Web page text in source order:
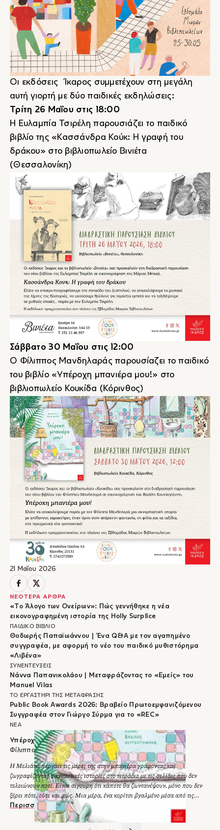
21 Μαΐου 2026
ΝΕΟΤΕΡΑ ΑΡΘΡΑ
«Το Άλογο των Ονείρων»: Πώς γεννήθηκε η νέα
εικονογραφημένη ιστορία της Holly Surplice
ΠΑΙΔΙΚΟ ΒΙΒΛΙΟ
Θοδωρής Παπαϊωάννου | Ένα Q&A με τον αγαπημένο
συγγραφέα, με αφορμή το νέο του παιδικό μυθιστόρημα
«Λιβένα»
ΣΥΝΕΝΤΕΥΞΕΙΣ
Νάννα Παπανικολάου | Μεταφράζοντας το «Εμείς» του
Manuel Vilas
ΤΟ ΕΡΓΑΣΤΗΡΙ ΤΗΣ ΜΕΤΑΦΡΑΣΗΣ
Public Book Awards 2026: Βραβείο Πρωτοεμφανιζόμενου
Συγγραφέα στον Γιώργο Σύρμα για το «REC»
ΝΕΑ
Οι εκδόσεις Ίκαρος συμμετέχουν στη μεγάλη
αυτή γιορτή με δύο παιδικές εκδηλώσεις:
Τρίτη 26 Μαΐου στις 18:00
Η Ευλαμπία Τσιρέλη παρουσιάζει το παιδικό
βιβλίο της «Κασσάνδρα Κούκ: Η γραφή του
δράκου» στο βιβλιοπωλείο Βινιέτα
(Θεσσαλονίκη)
Σάββατο 30 Μαΐου στις 12:00
Ο Φίλιππος Μανδηλαράς παρουσίαζει το παιδικό
του βιβλίο «Υπέροχη μπανιέρα μου!» στο
βιβλιοπωλείο Κουκίδα (Κόρινθος)
Υπέροχη μπανιέρα μου!
Φίλιππος Μανδηλαράς
Η Μελιάνα περνάει τις μέρες της στην μπανιέρα γράφοντας και
ζωγραφίζοντας φανταστικές ιστορίες στο τετράδιο με τις σελίδες που δεν
τελειώνουν ποτέ. Είναι σίγουρη ότι κάποτε θα ζωντανέψουν, μόνο που δεν
ξέρει πότε, ούτε και πώς. Μια μέρα, ένα κορίτσι βγαλμένο μέσα από τις
ιστορίες της θα την ταξιδέψει εκεί όπου όλα μπορούν να συμβούν. Αρκεί να
μαζευτούν πολλοί… Και να το θέλουν. Διακρίσεις του Βασίλη
Περισσότερα